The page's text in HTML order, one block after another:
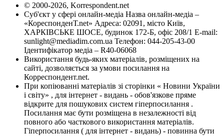
© 2000-2026, Korrespondent.net
Суб'єкт у сфері онлайн-медіа Назва онлайн-медіа –
«КореспонденТ.net» Адреса: 02091, місто Київ,
ХАРКІВСЬКЕ ШОСЕ, будинок 172-Б, офіс 208/1 E-mail:
sunlight@mediadim.com.ua Телефон: 044-205-43-00
Ідентифікатор медіа – R40-06068
Використання будь-яких матеріалів, розміщених на
сайті, дозволяється за умови посилання на
Корреспондент.net.
При копіюванні матеріалів зі сторінки « Новини України
і світу» , для інтернет - видань - обов'язкове пряме
відкрите для пошукових систем гіперпосилання .
Посилання має бути розміщена в незалежності від
повного або часткового використання матеріалів.
Гіперпосилання ( для інтернет - видань) - повинна бути